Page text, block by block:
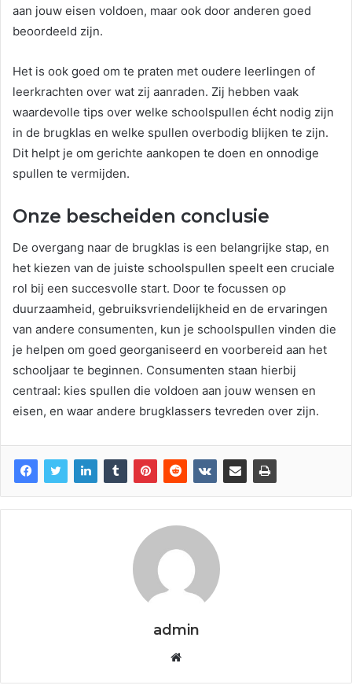
aan jouw eisen voldoen, maar ook door anderen goed
beoordeeld zijn.
Het is ook goed om te praten met oudere leerlingen of
leerkrachten over wat zij aanraden. Zij hebben vaak
waardevolle tips over welke schoolspullen écht nodig zijn
in de brugklas en welke spullen overbodig blijken te zijn.
Dit helpt je om gerichte aankopen te doen en onnodige
spullen te vermijden.
Onze bescheiden conclusie
De overgang naar de brugklas is een belangrijke stap, en
het kiezen van de juiste schoolspullen speelt een cruciale
rol bij een succesvolle start. Door te focussen op
duurzaamheid, gebruiksvriendelijkheid en de ervaringen
van andere consumenten, kun je schoolspullen vinden die
je helpen om goed georganiseerd en voorbereid aan het
schooljaar te beginnen. Consumenten staan hierbij
centraal: kies spullen die voldoen aan jouw wensen en
eisen, en waar andere brugklassers tevreden over zijn.
admin